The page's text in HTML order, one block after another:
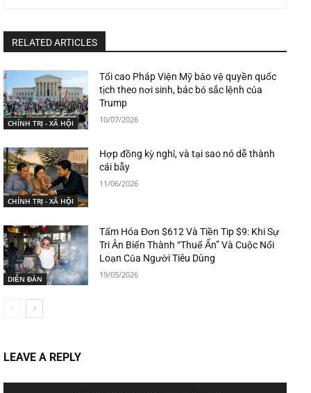
RELATED ARTICLES
CHÍNH TRỊ - XÃ HỘI
Tối cao Pháp Viện Mỹ bảo vệ quyền quốc
tịch theo nơi sinh, bác bỏ sắc lệnh của
Trump
10/07/2026
CHÍNH TRỊ - XÃ HỘI
Hợp đồng kỳ nghỉ, và tại sao nó dễ thành
cái bẫy
11/06/2026
DIỄN ĐÀN
Tấm Hóa Đơn $612 Và Tiền Tip $9: Khi Sự
Tri Ân Biến Thành “Thuế Ẩn” Và Cuộc Nổi
Loạn Của Người Tiêu Dùng
19/05/2026
LEAVE A REPLY